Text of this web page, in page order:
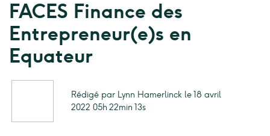
FACES Finance des
Entrepreneur(e)s en
Equateur
Rédigé par Lynn Hamerlinck le 18 avril
2022 05h 22min 13s